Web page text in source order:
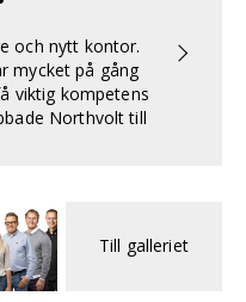
och nytt kontor.
mycket på gång
viktig kompetens
Northvolt till
Till galleriet